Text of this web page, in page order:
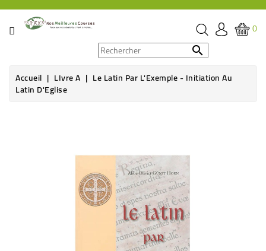
CATÉGORIE
ÉPICERIE
0

Accueil LIvre A Le Latin Par L'Exemple - Initiation Au
Latin D'Eglise